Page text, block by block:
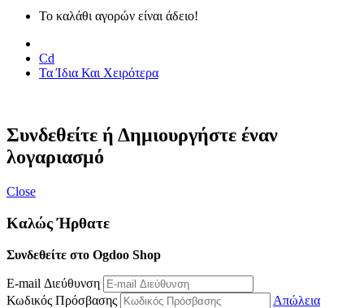
Το καλάθι αγορών είναι άδειο!
Cd
Τα Ίδια Και Χειρότερα
Συνδεθείτε ή Δημιουργήστε έναν
λογαριασμό
Close
Καλώς Ήρθατε
Συνδεθείτε στο Ogdoo Shop
E-mail Διεύθυνση
Κωδικός Πρόσβασης
Απώλεια